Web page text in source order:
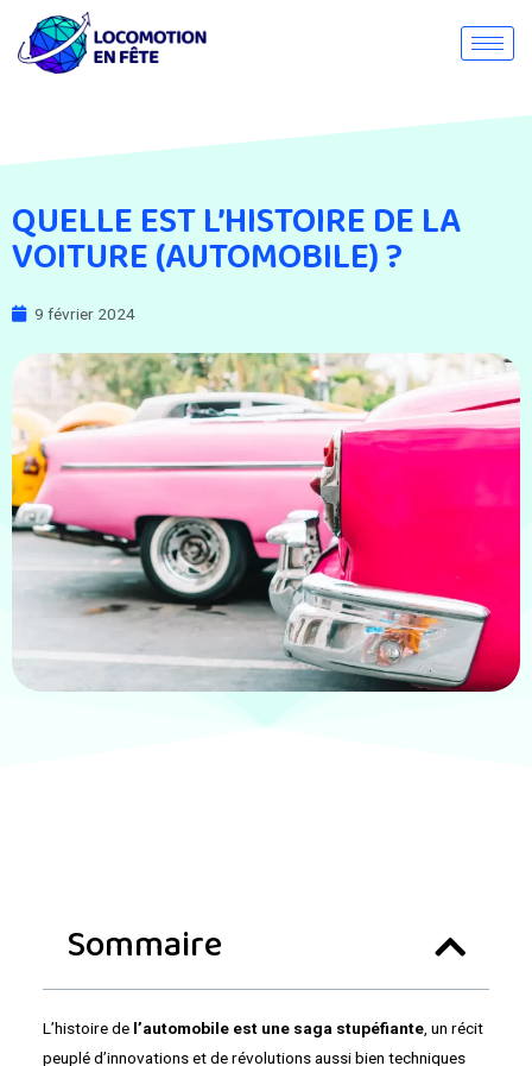
QUELLE EST L’HISTOIRE DE LA
VOITURE (AUTOMOBILE) ?
9 février 2024
Sommaire
L’histoire de l’automobile est une saga stupéfiante, un récit
peuplé d’innovations et de révolutions aussi bien techniques